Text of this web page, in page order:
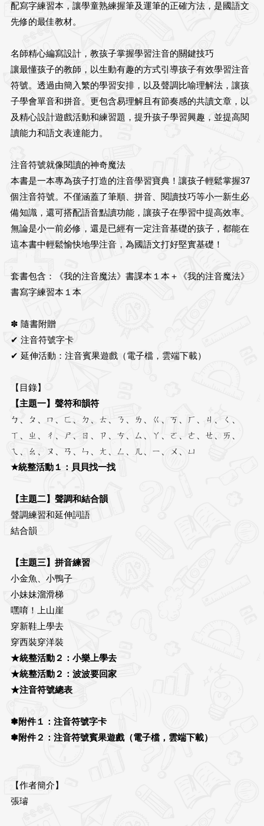
配寫字練習本，讓學童熟練握筆及運筆的正確方法，是國語文
先修的最佳教材。
名師精心編寫設計，教孩子掌握學習注音的關鍵技巧
讓最懂孩子的教師，以生動有趣的方式引導孩子有效學習注音
符號。透過由簡入繁的學習安排，以及聲調比喻理解法，讓孩
子學會單音和拼音。更包含易理解且有節奏感的共讀文章，以
及精心設計遊戲活動和練習題，提升孩子學習興趣，並提高閱
讀能力和語文表達能力。
注音符號就像閱讀的神奇魔法
本書是一本專為孩子打造的注音學習寶典！讓孩子輕鬆掌握37
個注音符號。不僅涵蓋了筆順、拼音、閱讀技巧等小一新生必
備知識，還可搭配語音點讀功能，讓孩子在學習中提高效率。
無論是小一前必修，還是已經有一定注音基礎的孩子，都能在
這本書中輕鬆愉快地學注音，為國語文打好堅實基礎！
套書包含：《我的注音魔法》書課本１本＋《我的注音魔法》
書寫字練習本１本
✽ 隨書附贈
✔ 注音符號字卡
✔ 延伸活動：注音賓果遊戲（電子檔，雲端下載）
【目錄】
【主題一】聲符和韻符
ㄅ、ㄆ、ㄇ、ㄈ、ㄉ、ㄊ、ㄋ、ㄌ、ㄍ、ㄎ、ㄏ、ㄐ、ㄑ、
ㄒ、ㄓ、ㄔ、ㄕ、ㄖ、ㄗ、ㄘ、ㄙ、ㄚ、ㄛ、ㄜ、ㄝ、ㄞ、
ㄟ、ㄠ、ㄡ、ㄢ、ㄣ、ㄤ、ㄥ、ㄦ、ㄧ、ㄨ、ㄩ
★統整活動１：貝貝找一找
【主題二】聲調和結合韻
聲調練習和延伸詞語
結合韻
【主題三】拼音練習
小金魚、小鴨子
小妹妹溜滑梯
嘿唷！上山崖
穿新鞋上學去
穿西裝穿洋裝
★統整活動２：小樂上學去
★統整活動２：波波要回家
★注音符號總表
✽附件１：注音符號字卡
✽附件２：注音符號賓果遊戲（電子檔，雲端下載）
【作者簡介】
張璿